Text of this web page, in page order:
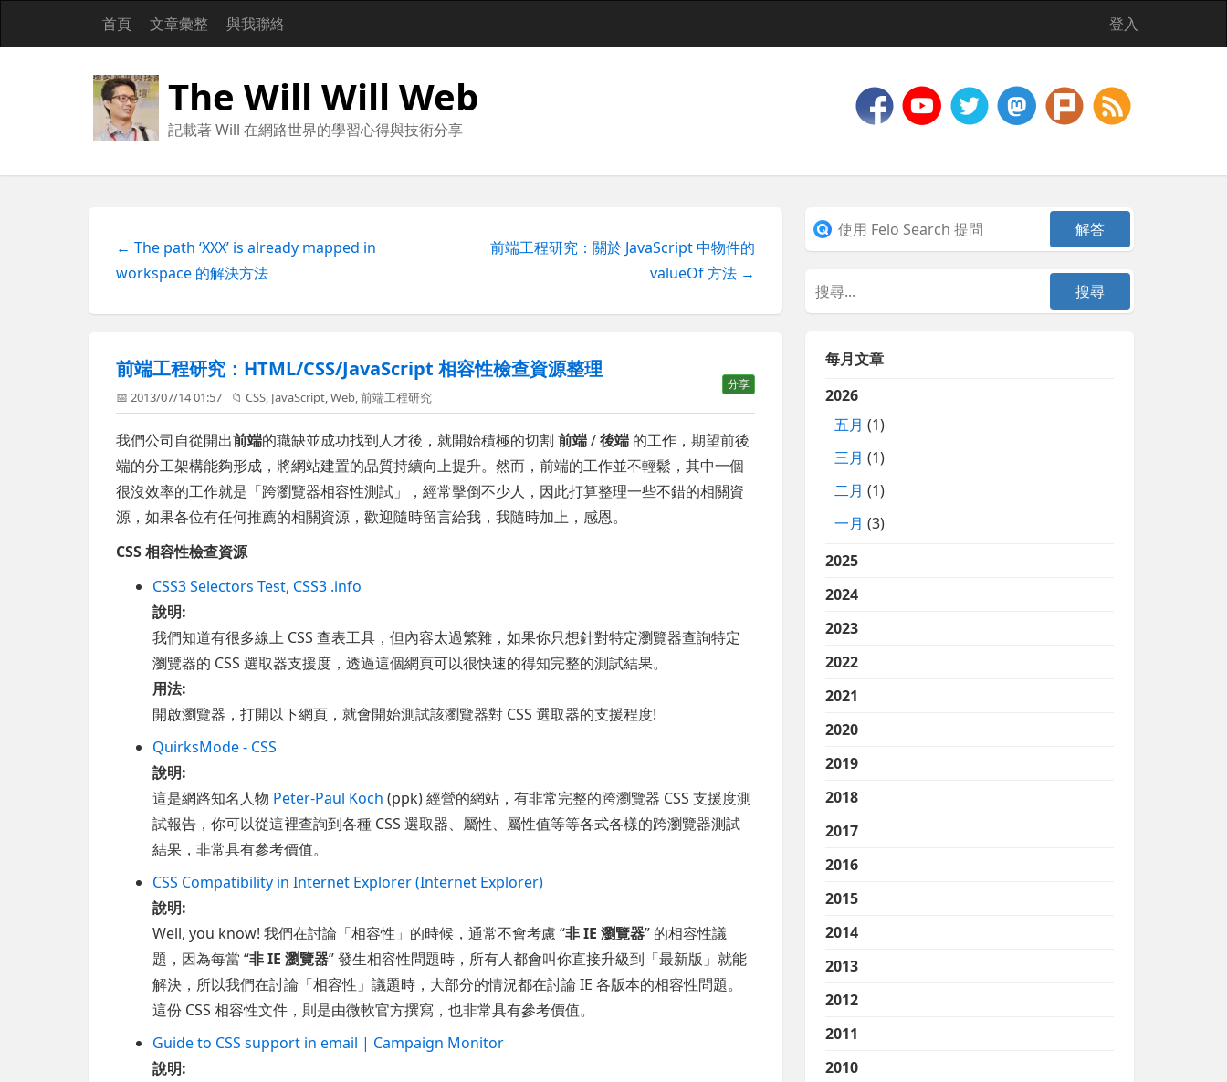
首頁 文章彙整 與我聯絡 登入
The Will Will Web
記載著 Will 在網路世界的學習心得與技術分享
← The path ‘XXX’ is already mapped in
workspace 的解決方法
前端工程研究：關於 JavaScript 中物件的
valueOf 方法 →
前端工程研究：HTML/CSS/JavaScript 相容性檢查資源整理
分享
📅 2013/07/14 01:57 📁CSS, JavaScript,Web,前端工程研究
我們公司自從開出前端的職缺並成功找到人才後，就開始積極的切割前端/後端 的工作，期望前後
端的分工架構能夠形成，將網站建置的品質持續向上提升。然而，前端的工作並不輕鬆，其中一個
很沒效率的工作就是「跨瀏覽器相容性測試」，經常擊倒不少人，因此打算整理一些不錯的相關資
源，如果各位有任何推薦的相關資源，歡迎隨時留言給我，我隨時加上，感恩。
CSS 相容性檢查資源
CSS3 Selectors Test, CSS3 .info
說明:
我們知道有很多線上 CSS 查表工具，但內容太過繁雜，如果你只想針對特定瀏覽器查詢特定
瀏覽器的 CSS 選取器支援度，透過這個網頁可以很快速的得知完整的測試結果。
用法:
開啟瀏覽器，打開以下網頁，就會開始測試該瀏覽器對 CSS 選取器的支援程度!
QuirksMode - CSS
說明:
這是網路知名人物 Peter-Paul Koch (ppk) 經營的網站，有非常完整的跨瀏覽器 CSS 支援度測
試報告，你可以從這裡查詢到各種 CSS 選取器、屬性、屬性值等等各式各樣的跨瀏覽器測試
結果，非常具有參考價值。
CSS Compatibility in Internet Explorer (Internet Explorer)
說明:
Well, you know! 我們在討論「相容性」的時候，通常不會考慮 “非 IE 瀏覽器” 的相容性議
題，因為每當 “非 IE 瀏覽器” 發生相容性問題時，所有人都會叫你直接升級到「最新版」就能
解決，所以我們在討論「相容性」議題時，大部分的情況都在討論 IE 各版本的相容性問題。
這份 CSS 相容性文件，則是由微軟官方撰寫，也非常具有參考價值。
Guide to CSS support in email | Campaign Monitor
說明:
每月文章
2026
五月 (1)
三月 (1)
二月 (1)
一月 (3)
2025
2024
2023
2022
2021
2020
2019
2018
2017
2016
2015
2014
2013
2012
2011
2010